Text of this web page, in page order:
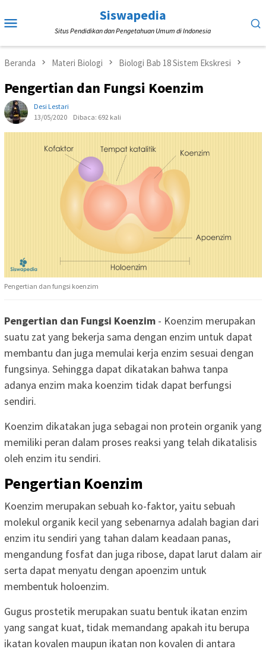
ke
Mobile
Siswapedia
Situs Pendidikan dan Pengetahuan Umum di Indonesia
Beranda Materi Biologi Biologi Bab 18 Sistem Ekskresi
Pengertian dan Fungsi Koenzim
Desi Lestari
13/05/2020
Dibaca: 692 kali
Pengertian dan fungsi koenzim
Pengertian dan Fungsi Koenzim - Koenzim merupakan
suatu zat yang bekerja sama dengan enzim untuk dapat
membantu dan juga memulai kerja enzim sesuai dengan
fungsinya. Sehingga dapat dikatakan bahwa tanpa
adanya enzim maka koenzim tidak dapat berfungsi
sendiri.
Koenzim dikatakan juga sebagai non protein organik yang
memiliki peran dalam proses reaksi yang telah dikatalisis
oleh enzim itu sendiri.
Pengertian Koenzim
Koenzim merupakan sebuah ko-faktor, yaitu sebuah
molekul organik kecil yang sebenarnya adalah bagian dari
enzim itu sendiri yang tahan dalam keadaan panas,
mengandung fosfat dan juga ribose, dapat larut dalam air
serta dapat menyatu dengan apoenzim untuk
membentuk holoenzim.
Gugus prostetik merupakan suatu bentuk ikatan enzim
yang sangat kuat, tidak memandang apakah itu berupa
ikatan kovalen maupun ikatan non kovalen di antara